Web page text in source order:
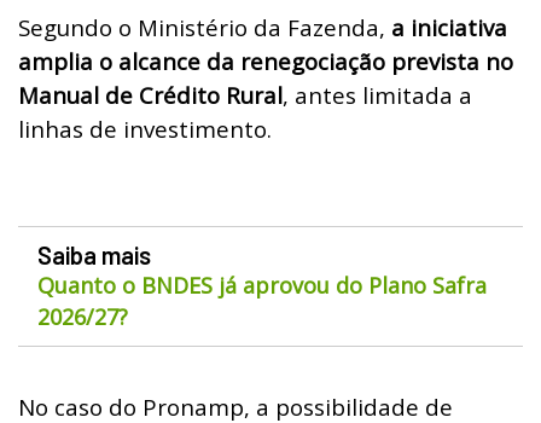
Segundo o Ministério da Fazenda, a iniciativa
amplia o alcance da renegociação prevista no
Manual de Crédito Rural, antes limitada a
linhas de investimento.
Saiba mais
Quanto o BNDES já aprovou do Plano Safra
2026/27?
No caso do Pronamp, a possibilidade de